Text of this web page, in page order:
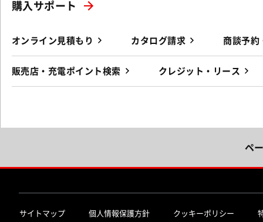
購入サポート
オンライン見積もり カタログ請求 商談予約
販売店・充電ポイント検索 クレジット・リース
ペ
サイトマップ 個人情報保護方針 クッキーポリシー